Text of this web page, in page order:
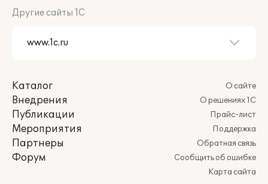
Другие сайты 1С
Каталог
Внедрения
Публикации
Мероприятия
Партнеры
Форум
О сайте
О решениях 1С
Прайс-лист
Поддержка
Обратная связь
Сообщить об ошибке
Карта сайта